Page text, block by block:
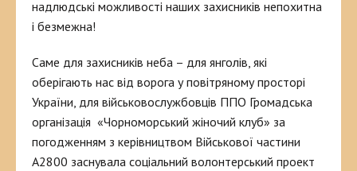
надлюдські можливості наших захисників непохитна
і безмежна!
Саме для захисників неба – для янголів, які
оберігають нас від ворога у повітряному просторі
України, для військовослужбовців ППО Громадська
організація «Чорноморський жіночий клуб» за
погодженням з керівництвом Військової частини
А2800 заснувала соціальний волонтерський проект